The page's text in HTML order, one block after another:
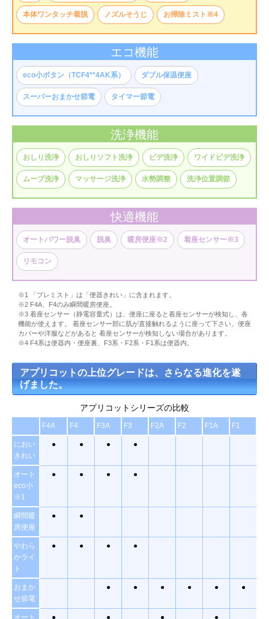
本体ワンタッチ着脱 ノズルそうじ お掃除ミスト※4
エコ機能
eco小ボタン（TCF4**4AK系） ダブル保温便座
スーパーおまかせ節電 タイマー節電
洗浄機能
おしり洗浄 おしりソフト洗浄 ビデ洗浄 ワイドビデ洗浄
ムーブ洗浄 マッサージ洗浄 水勢調整 洗浄位置調節
快適機能
オートパワー脱臭 脱臭 暖房便座※2 着座センサー※3
リモコン
※1 「プレミスト」は「便器きれい」に含まれます。
※2 F4A、F4のみ瞬間暖房便座。
※3 着座センサー（静電容量式）は、便座に座ると着座センサーが検知し、各
機能が使えます。 着座センサー部に肌が直接触れるように座って下さい。便座
カバーや洋服などがあると 着座センサーが検知しない場合があります。
※4 F4系は便器内・便座裏、F3系・F2系・F1系は便器内。
アプリコットの上位グレードは、さらなる進化を遂
げました。
アプリコットシリーズの比較
F4A F4 F3A F3 F2A F2 F1A F1
におい
きれい
● ● ● ●
オート
eco小
※1
● ● ● ●
瞬間暖
房便座
● ●
やわら
かライ
ト
● ● ● ●
おまか
せ節電
● ● ● ● ● ●
オート
● ● ● ●